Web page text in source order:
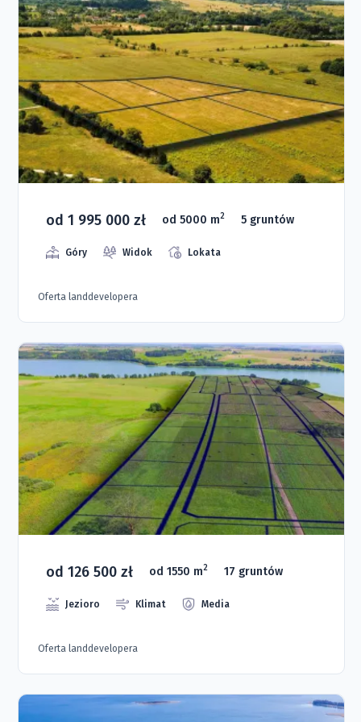
od 1 995 000 zł od 5000 m2 5 gruntów
Góry Widok Lokata
Oferta landdevelopera
od 126 500 zł od 1550 m2 17 gruntów
Jezioro Klimat Media
Oferta landdevelopera